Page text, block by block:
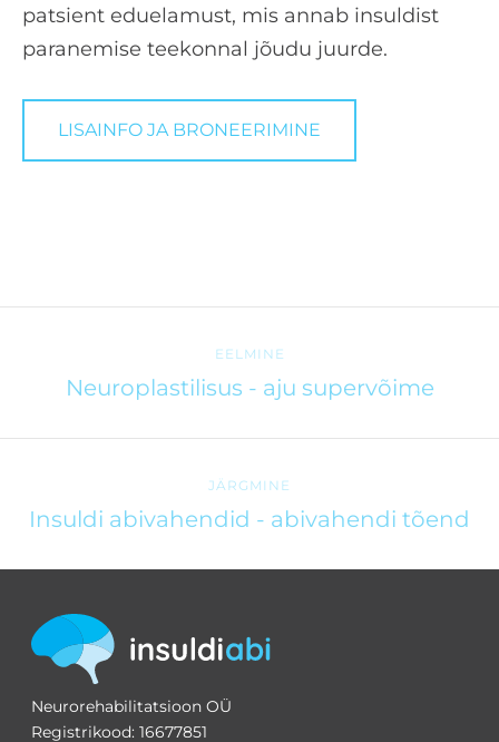
patsient eduelamust, mis annab insuldist
paranemise teekonnal jõudu juurde.
LISAINFO JA BRONEERIMINE
EELMINE
Neuroplastilisus - aju supervõime
JÄRGMINE
Insuldi abivahendid - abivahendi tõend
Neurorehabilitatsioon OÜ
Registrikood: 16677851